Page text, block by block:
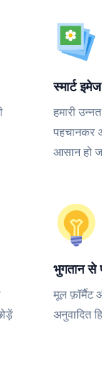
स्मार्ट
हमारी
पहचानकर
आसान हो
भुगतान से
मूल
अनुवादित